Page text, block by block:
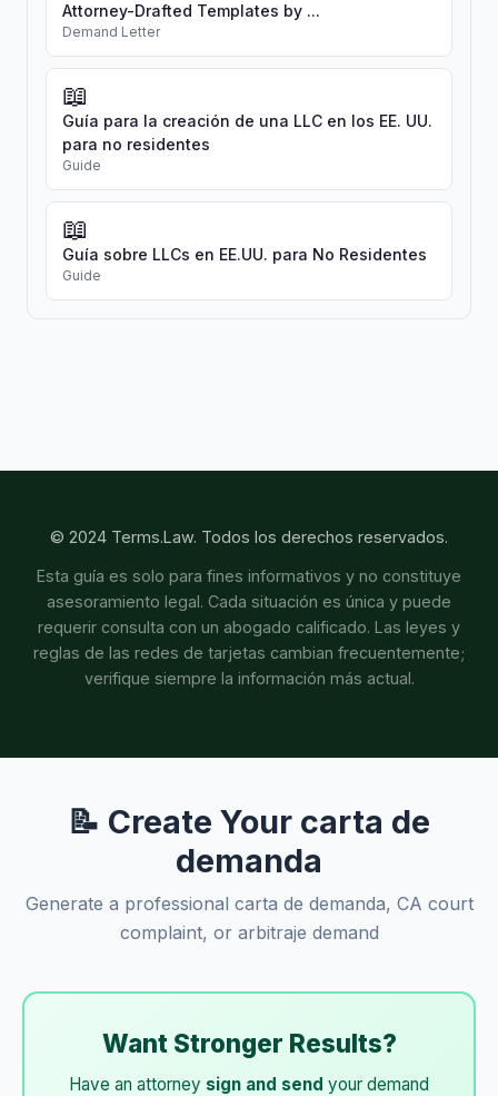
Attorney-Drafted Templates by ...
Demand Letter
📖
Guía para la creación de una LLC en los EE. UU.
para no residentes
Guide
📖
Guía sobre LLCs en EE.UU. para No Residentes
Guide
© 2024 Terms.Law. Todos los derechos reservados.
Esta guía es solo para fines informativos y no constituye
asesoramiento legal. Cada situación es única y puede
requerir consulta con un abogado calificado. Las leyes y
reglas de las redes de tarjetas cambian frecuentemente;
verifique siempre la información más actual.
📝 Create Your carta de
demanda
Generate a professional carta de demanda, CA court
complaint, or arbitraje demand
Want Stronger Results?
Have an attorney sign and send your demand